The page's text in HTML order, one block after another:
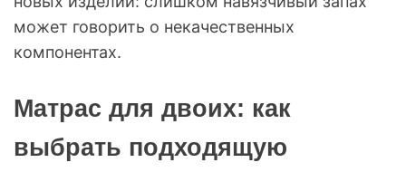
может говорить о некачественных
компонентах.
Матрас для двоих: как
выбрать подходящую